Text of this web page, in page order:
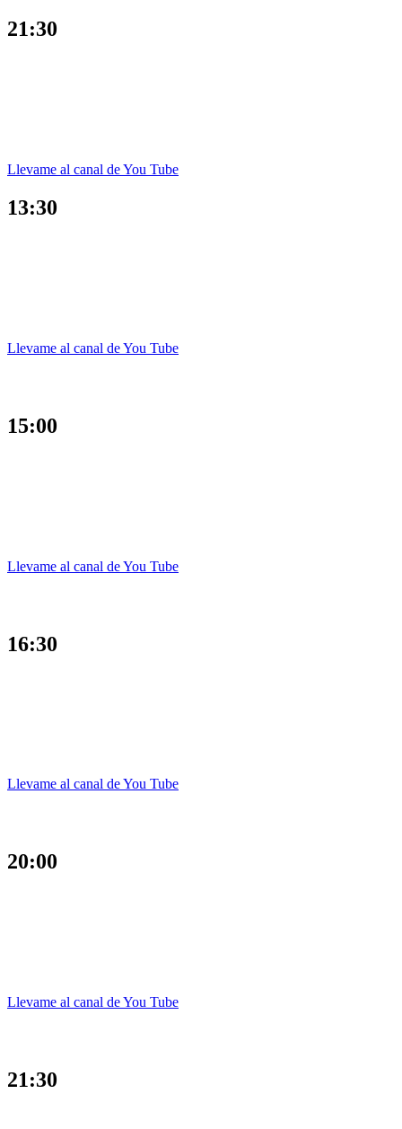
21:30
Llevame al canal de You Tube
13:30
Llevame al canal de You Tube
15:00
Llevame al canal de You Tube
16:30
Llevame al canal de You Tube
20:00
Llevame al canal de You Tube
21:30